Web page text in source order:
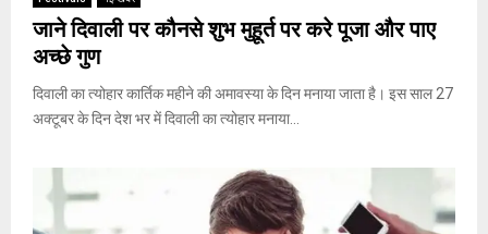
जाने दिवाली पर कौनसे शुभ मुहूर्त पर करे पूजा और पाए
अच्छे गुण
दिवाली का त्योहार कार्तिक महीने की अमावस्या के दिन मनाया जाता है। इस साल 27
अक्टूबर के दिन देश भर में दिवाली का त्योहार मनाया...